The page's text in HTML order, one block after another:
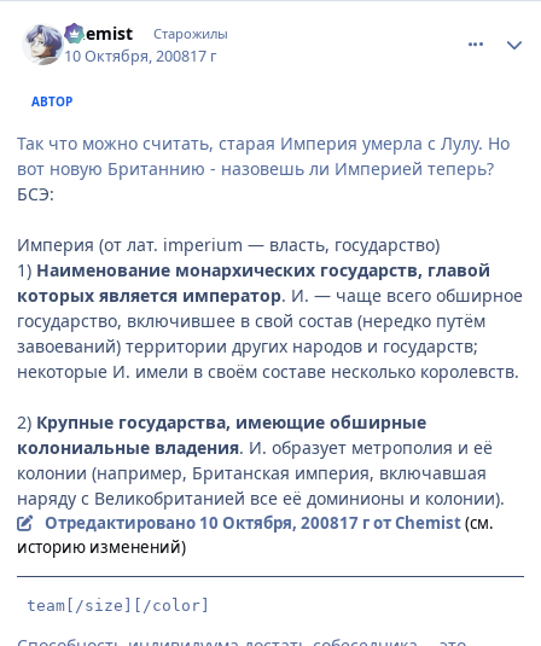
Chemist Старожилы
10 Октября, 200817 г
АВТОР
Так что можно считать, старая Империя умерла с Лулу. Но
вот новую Британнию - назовешь ли Империей теперь?
БСЭ:
Империя (от лат. imperium — власть, государство)
1) Наименование монархических государств, главой
которых является император. И. — чаще всего обширное
государство, включившее в свой состав (нередко путём
завоеваний) территории других народов и государств;
некоторые И. имели в своём составе несколько королевств.
2) Крупные государства, имеющие обширные
колониальные владения. И. образует метрополия и её
колонии (например, Британская империя, включавшая
наряду с Великобританией все её доминионы и колонии).
Отредактировано 10 Октября, 200817 гот Chemist(см.
историю изменений)
team[/size][/color]